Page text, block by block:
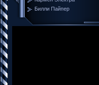
Билли Пайпер